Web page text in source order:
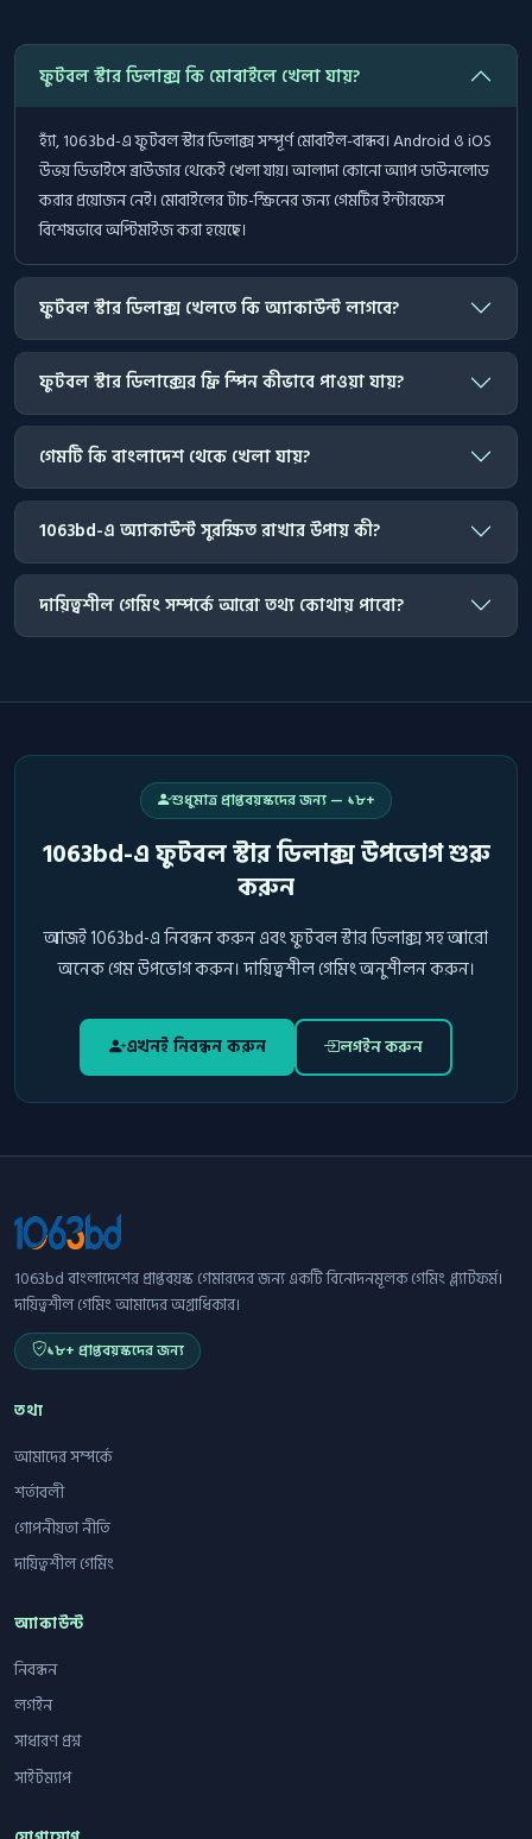
ফুটবল স্টার ডিলাক্স কি মোবাইলে খেলা যায়?
হ্যাঁ, 1063bd-এ ফুটবল স্টার ডিলাক্স সম্পূর্ণ মোবাইল-বান্ধব। Android ও iOS
উভয় ডিভাইসে ব্রাউজার থেকেই খেলা যায়। আলাদা কোনো অ্যাপ ডাউনলোড
করার প্রয়োজন নেই। মোবাইলের টাচ-স্ক্রিনের জন্য গেমটির ইন্টারফেস
বিশেষভাবে অপ্টিমাইজ করা হয়েছে।
ফুটবল স্টার ডিলাক্স খেলতে কি অ্যাকাউন্ট লাগবে?
ফুটবল স্টার ডিলাক্সের ফ্রি স্পিন কীভাবে পাওয়া যায়?
গেমটি কি বাংলাদেশ থেকে খেলা যায়?
1063bd-এ অ্যাকাউন্ট সুরক্ষিত রাখার উপায় কী?
দায়িত্বশীল গেমিং সম্পর্কে আরো তথ্য কোথায় পাবো?
শুধুমাত্র প্রাপ্তবয়স্কদের জন্য — ১৮+
1063bd-এ ফুটবল স্টার ডিলাক্স উপভোগ শুরু
করুন
আজই 1063bd-এ নিবন্ধন করুন এবং ফুটবল স্টার ডিলাক্স সহ আরো
অনেক গেম উপভোগ করুন। দায়িত্বশীল গেমিং অনুশীলন করুন।
এখনই নিবন্ধন করুন লগইন করুন
1063bd বাংলাদেশের প্রাপ্তবয়স্ক গেমারদের জন্য একটি বিনোদনমূলক গেমিং প্ল্যাটফর্ম।
দায়িত্বশীল গেমিং আমাদের অগ্রাধিকার।
১৮+ প্রাপ্তবয়স্কদের জন্য
তথ্য
আমাদের সম্পর্কে
শর্তাবলী
গোপনীয়তা নীতি
দায়িত্বশীল গেমিং
অ্যাকাউন্ট
নিবন্ধন
লগইন
সাধারণ প্রশ্ন
সাইটম্যাপ